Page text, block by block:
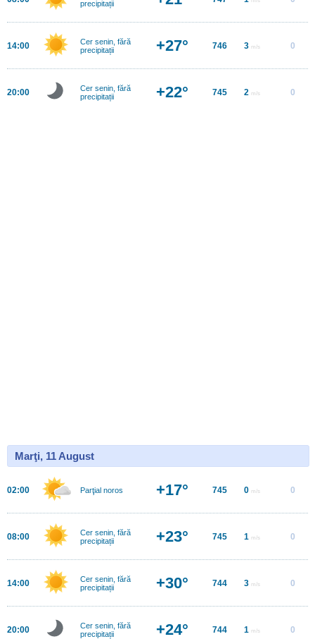
precipitații
14:00
Cer senin, fără
precipitații
+27° 746 3 m/s 0
20:00
Cer senin, fără
precipitații
+22° 745 2 m/s 0
Marţi, 11 August
02:00 Parţial noros +17° 745 0 m/s 0
08:00
Cer senin, fără
precipitații
+23° 745 1 m/s 0
14:00
Cer senin, fără
precipitații
+30° 744 3 m/s 0
20:00
Cer senin, fără
precipitații
+24° 744 1 m/s 0